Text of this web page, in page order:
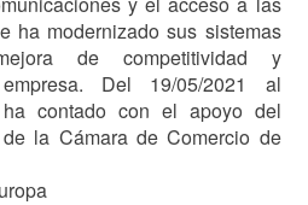
ha modernizado sus sistemas
de competitividad y
Del 19/05/2021 al
contado con el apoyo del
la Cámara de Comercio de